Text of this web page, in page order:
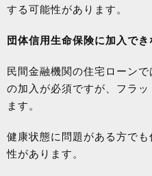
する可能性があります。
団体信用生命保険に加入でき
民間金融機関の住宅ローン
の加入が必須ですが、フラッ
ます。
健康状態に問題がある方で
性があります。